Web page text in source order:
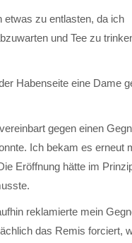
etwas zu entlasten, da ich
und Tee zu
Habenseite eine Dame
gegen einen
Ich bekam es erneut
Eröffnung hätte im
reklamierte mein
das Remis forciert,